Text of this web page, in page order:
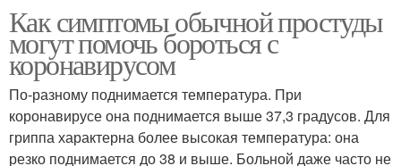
Как симптомы обычной простуды
могут помочь бороться с
коронавирусом
По-разному поднимается температура. При
коронавирусе она поднимается выше 37,3 градусов. Для
гриппа характерна более высокая температура: она
резко поднимается до 38 и выше. Больной даже часто не